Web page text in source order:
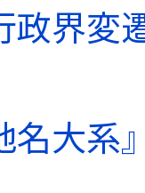
政界変
名大